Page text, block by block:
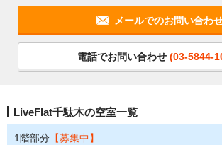
メールでのお問い合わ
電話でお問い合わせ (03-5844-
LiveFlat千駄木の空室一覧
1階部分 【募集中】